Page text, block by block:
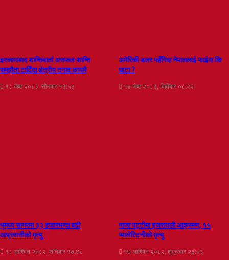
इस्लामाबाद शान्तिवार्ता असफल-शान्ति
सम्झौता टाढिँदा क्षेत्रीय तनाव कायमै
१८ जेष्ठ २०८३, सोमबार १३:५३
अमेरिकी डलर महँगिदा नेपाललाई फाईदा कि
घाटा ?
१४ जेष्ठ २०८३, बिहीबार ०८:२२
भूमध्य सागरमा ३२ हजारभन्दा बढी
आप्रवासीको मृत्यु
१८ आश्विन २०८२, शनिबार १७:४८
गाजा पट्टीमा इजरायली आक्रमण, १५
प्यालेस्टिनीको मृत्यु
१७ आश्विन २०८२, शुक्रबार २३:०३